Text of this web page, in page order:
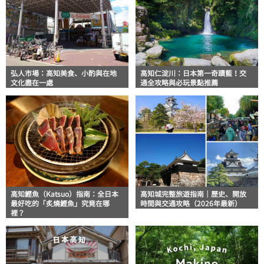
弘人市場：高知美食、小酌與在地
文化盡在一處
高知仁淀川：日本第一奇蹟藍！交
通全攻略與必玩景點推薦
高知鰹魚（Katsuo）指南：全日本
最好吃的「炙燒鰹魚」究竟在哪
裡？
高知城完整旅遊指南｜歷史、開放
時間與交通攻略（2026年最新）